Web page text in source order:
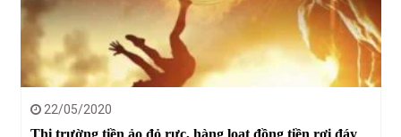
22/05/2020